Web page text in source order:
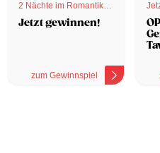
2 Nächte im Romantik
Hotel
Jetzt gewinnen!
zum Gewinnspiel